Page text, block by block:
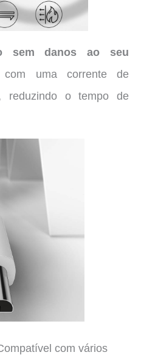
sem danos ao seu
com uma corrente de
reduzindo o tempo de
com vários